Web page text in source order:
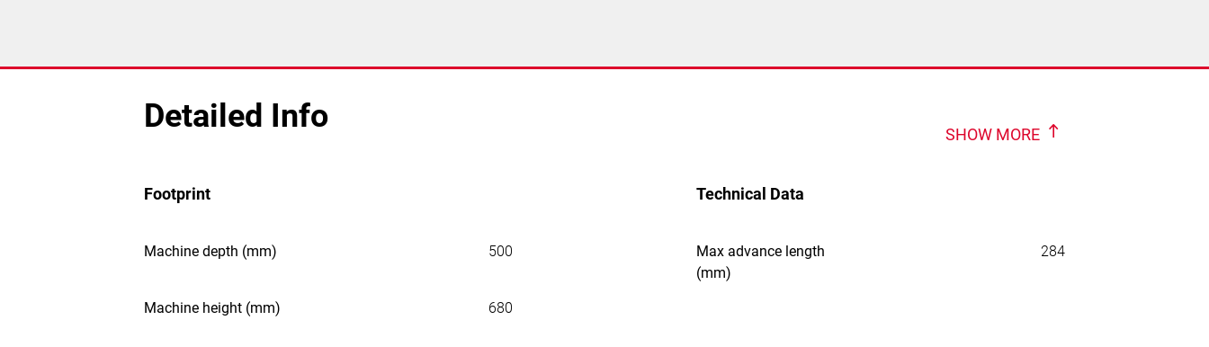
Detailed Info SHOW MORE
Footprint
Machine depth (mm) 500
Machine height (mm) 680
Technical Data
Max advance length
(mm)
284